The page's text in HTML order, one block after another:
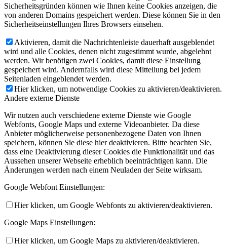
Sicherheitsgründen können wie Ihnen keine Cookies anzeigen, die
von anderen Domains gespeichert werden. Diese können Sie in den
Sicherheitseinstellungen Ihres Browsers einsehen.
Aktivieren, damit die Nachrichtenleiste dauerhaft ausgeblendet
wird und alle Cookies, denen nicht zugestimmt wurde, abgelehnt
werden. Wir benötigen zwei Cookies, damit diese Einstellung
gespeichert wird. Andernfalls wird diese Mitteilung bei jedem
Seitenladen eingeblendet werden.
Hier klicken, um notwendige Cookies zu aktivieren/deaktivieren.
Andere externe Dienste
Wir nutzen auch verschiedene externe Dienste wie Google
Webfonts, Google Maps und externe Videoanbieter. Da diese
Anbieter möglicherweise personenbezogene Daten von Ihnen
speichern, können Sie diese hier deaktivieren. Bitte beachten Sie,
dass eine Deaktivierung dieser Cookies die Funktionalität und das
Aussehen unserer Webseite erheblich beeinträchtigen kann. Die
Änderungen werden nach einem Neuladen der Seite wirksam.
Google Webfont Einstellungen:
Hier klicken, um Google Webfonts zu aktivieren/deaktivieren.
Google Maps Einstellungen:
Hier klicken, um Google Maps zu aktivieren/deaktivieren.